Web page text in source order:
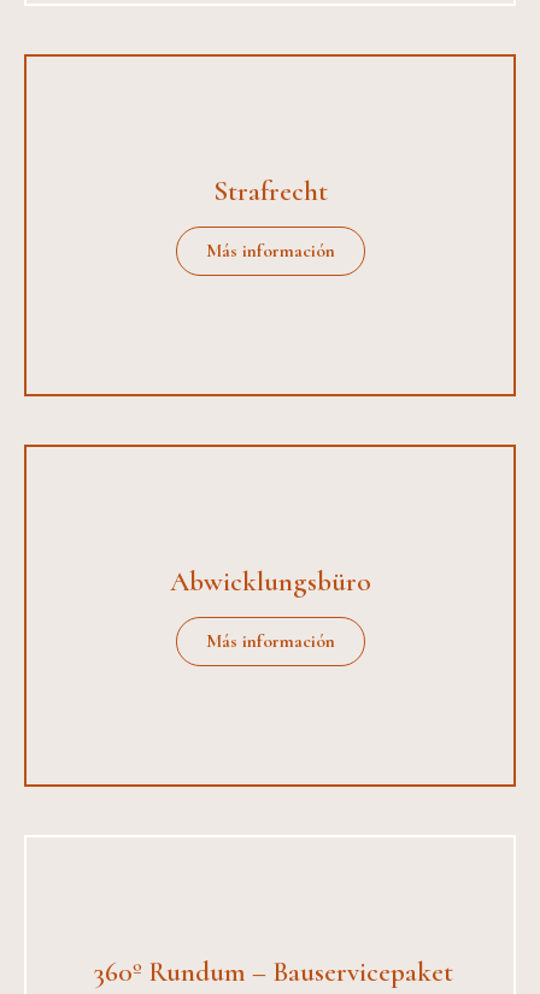
Strafrecht
Más información
Abwicklungsbüro
Más información
360º Rundum – Bauservicepaket